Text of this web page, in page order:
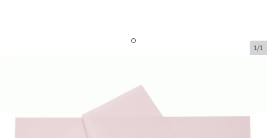
1/1
Zīdpapīrs - gaiši rozā (240 loksnes)
ZP14
500 x 750 mm